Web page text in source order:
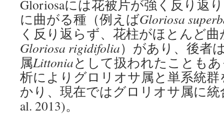
Gloriosaには花被片が強く反り返
に曲がる種（例えばGloriosa
く反り返らず、花柱がほとんど
Gloriosa rigidifolia）があり、後者
属Littoniaとして扱われたことも
析によりグロリオサ属と単系統
かり、現在ではグロリオサ属に統
al. 2013)。